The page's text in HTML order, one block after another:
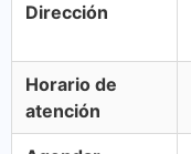
Dirección
Horario de
atención